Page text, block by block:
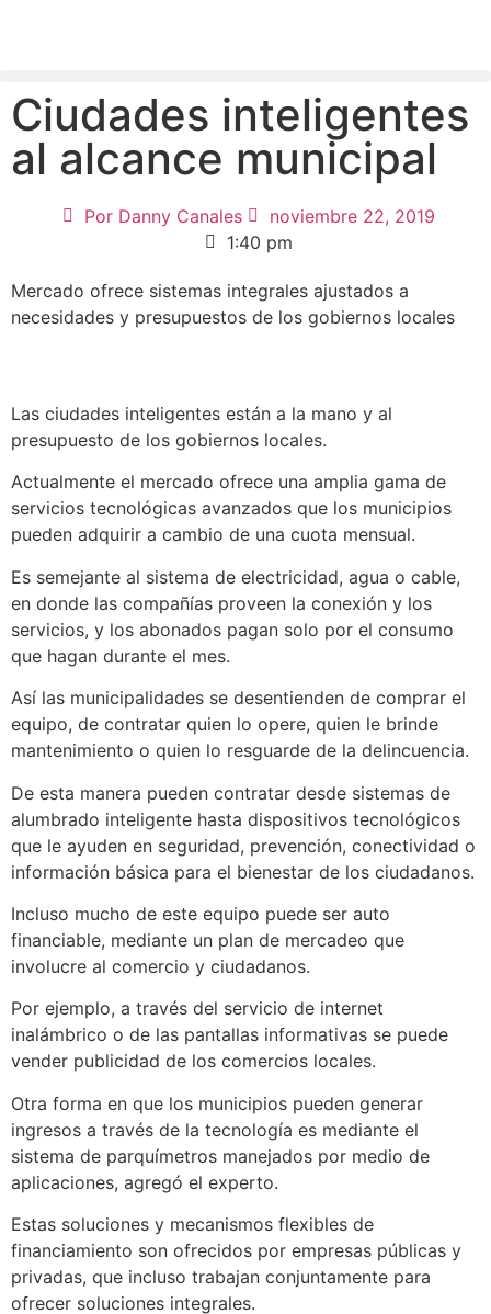
Ciudades inteligentes
al alcance municipal
PorDanny Canales
noviembre 22, 2019
1:40 pm
Mercado ofrece sistemas integrales ajustados a
necesidades y presupuestos de los gobiernos locales
Las ciudades inteligentes están a la mano y al
presupuesto de los gobiernos locales.
Actualmente el mercado ofrece una amplia gama de
servicios tecnológicas avanzados que los municipios
pueden adquirir a cambio de una cuota mensual.
Es semejante al sistema de electricidad, agua o cable,
en donde las compañías proveen la conexión y los
servicios, y los abonados pagan solo por el consumo
que hagan durante el mes.
Así las municipalidades se desentienden de comprar el
equipo, de contratar quien lo opere, quien le brinde
mantenimiento o quien lo resguarde de la delincuencia.
De esta manera pueden contratar desde sistemas de
alumbrado inteligente hasta dispositivos tecnológicos
que le ayuden en seguridad, prevención, conectividad o
información básica para el bienestar de los ciudadanos.
Incluso mucho de este equipo puede ser auto
financiable, mediante un plan de mercadeo que
involucre al comercio y ciudadanos.
Por ejemplo, a través del servicio de internet
inalámbrico o de las pantallas informativas se puede
vender publicidad de los comercios locales.
Otra forma en que los municipios pueden generar
ingresos a través de la tecnología es mediante el
sistema de parquímetros manejados por medio de
aplicaciones, agregó el experto.
Estas soluciones y mecanismos flexibles de
financiamiento son ofrecidos por empresas públicas y
privadas, que incluso trabajan conjuntamente para
ofrecer soluciones integrales.